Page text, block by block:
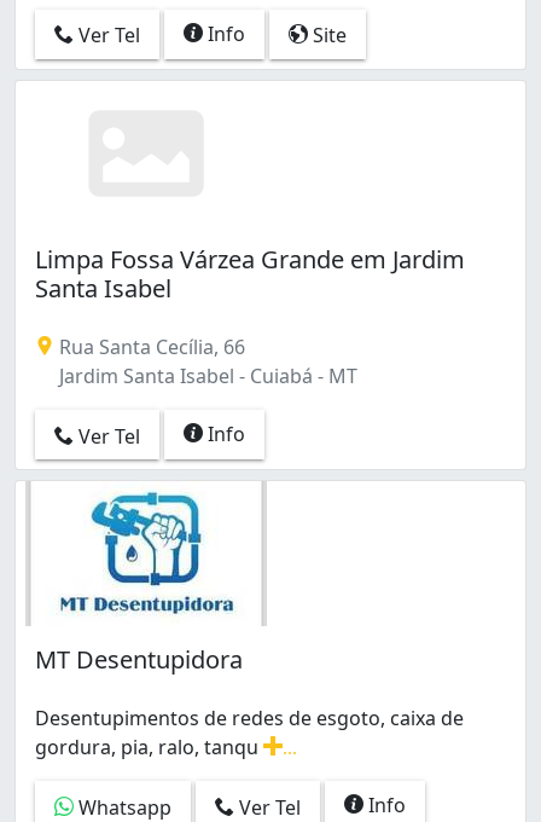
Ver Tel Info Site
Limpa Fossa Várzea Grande em Jardim
Santa Isabel
Rua Santa Cecília, 66
Jardim Santa Isabel - Cuiabá - MT
Ver Tel Info
MT Desentupidora
Desentupimentos de redes de esgoto, caixa de
gordura, pia, ralo, tanqu
Whatsapp
Ver Tel Info